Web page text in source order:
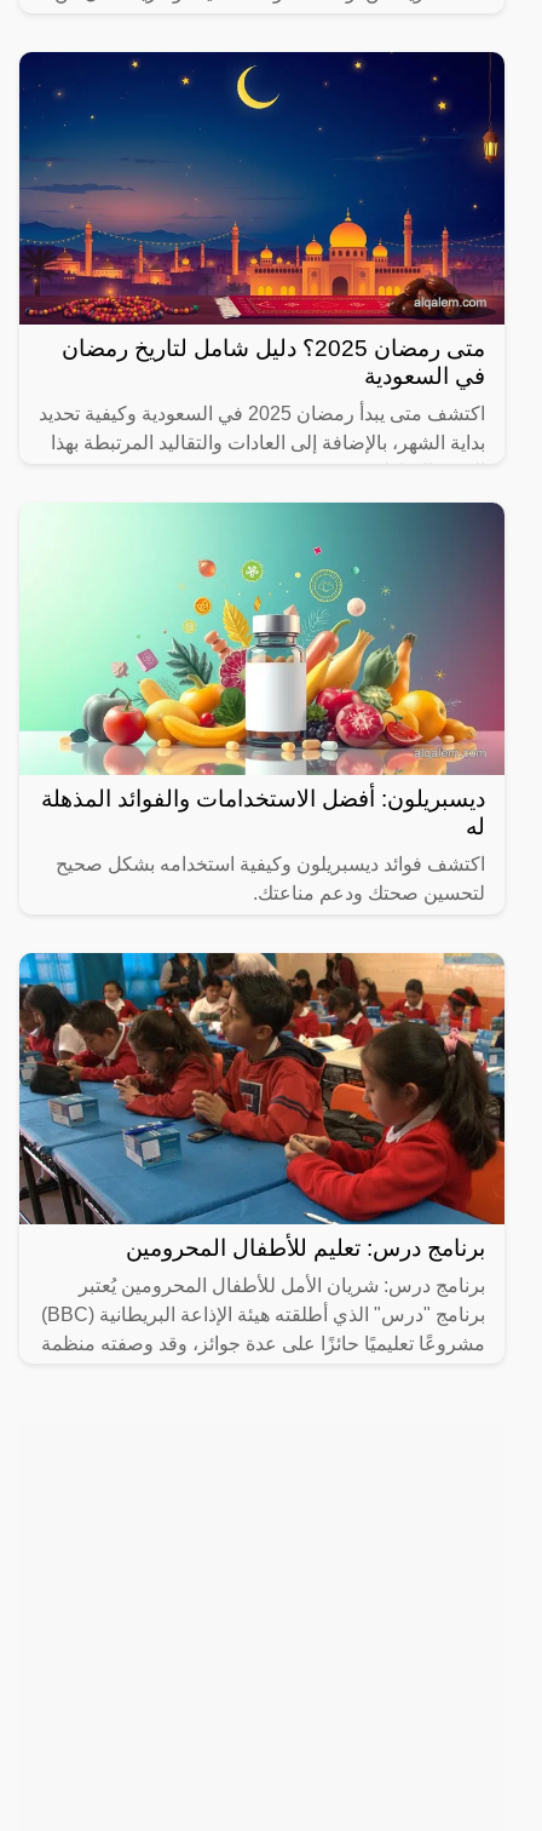
متى رمضان 2025؟ دليل شامل لتاريخ رمضان
في السعودية
اكتشف متى يبدأ رمضان 2025 في السعودية وكيفية تحديد
بداية الشهر، بالإضافة إلى العادات والتقاليد المرتبطة بهذا
ديسبريلون: أفضل الاستخدامات والفوائد المذهلة
له
اكتشف فوائد ديسبريلون وكيفية استخدامه بشكل صحيح
لتحسين صحتك ودعم مناعتك.
برنامج درس: تعليم للأطفال المحرومين
برنامج درس: شريان الأمل للأطفال المحرومين يُعتبر
برنامج "درس" الذي أطلقته هيئة الإذاعة البريطانية (BBC)
مشروعًا تعليميًا حائزًا على عدة جوائز، وقد وصفته منظمة